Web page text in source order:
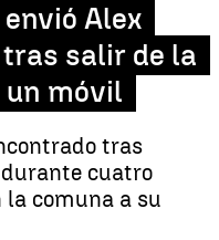
Alex
salir de la
móvil
tras
cuatro
la comuna a su